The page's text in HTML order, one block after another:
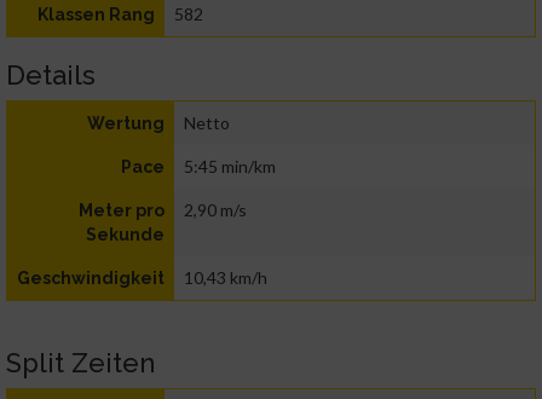
Klassen Rang 582
Details
Wertung Netto
Pace 5:45 min/km
Meter pro
Sekunde
2,90 m/s
Geschwindigkeit 10,43 km/h
Split Zeiten